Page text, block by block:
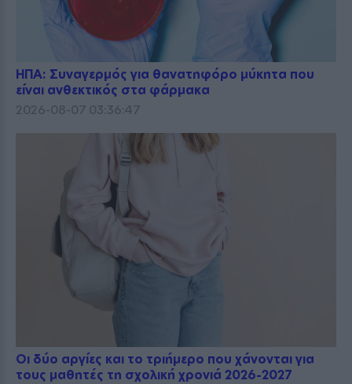
ΗΠΑ: Συναγερμός για θανατηφόρο μύκητα που
είναι ανθεκτικός στα φάρμακα
2026-08-07 03:36:47
Οι δύο αργίες και το τριήμερο που χάνονται για
τους μαθητές τη σχολική χρονιά 2026-2027